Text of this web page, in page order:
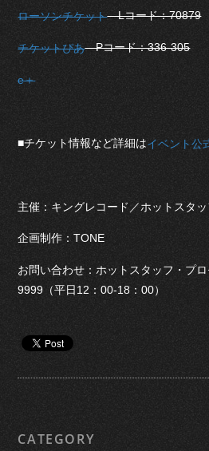
ローソンチケットLコード：70879
チケットぴあPコード：336-305
e＋
■チケット情報など詳細はイベント公
主催：キングレコード／ホットスタ
企画制作：TONE
お問い合わせ：ホットスタッフ・プ
9999（平日12：00-18：00）
CATEGORY